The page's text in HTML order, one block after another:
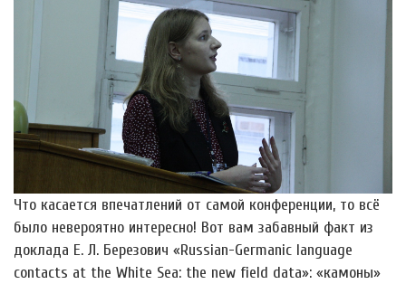
Что касается впечатлений от самой конференции, то всё
было невероятно интересно! Вот вам забавный факт из
доклада Е. Л. Березович «Russian-Germanic language
contacts at the White Sea: the new field data»: «камоны»